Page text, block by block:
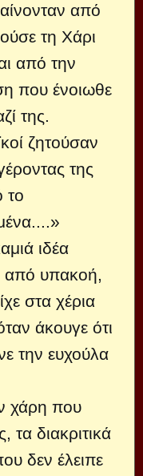
από
τη Χάρι
από την
που ένοιωθε
της.
ζητούσαν
της
το
ιδέα
από υπακοή,
στα χέρια
άκουγε ότι
την ευχούλα
χάρη που
διακριτικά
δεν έλειπε